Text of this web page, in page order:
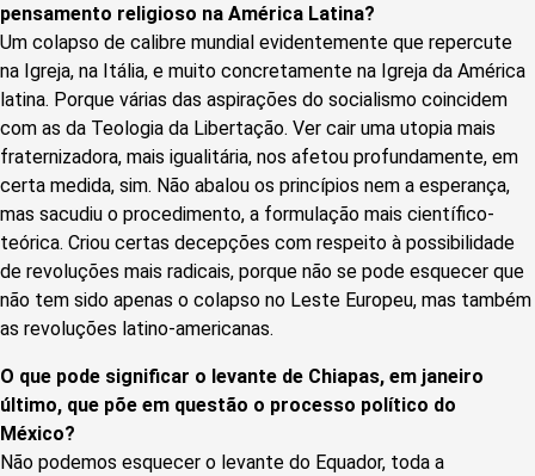
pensamento religioso na América Latina?
Um colapso de calibre mundial evidentemente que repercute
na Igreja, na Itália, e muito concretamente na Igreja da América
latina. Porque várias das aspirações do socialismo coincidem
com as da Teologia da Libertação. Ver cair uma utopia mais
fraternizadora, mais igualitária, nos afetou profundamente, em
certa medida, sim. Não abalou os princípios nem a esperança,
mas sacudiu o procedimento, a formulação mais científico-
teórica. Criou certas decepções com respeito à possibilidade
de revoluções mais radicais, porque não se pode esquecer que
não tem sido apenas o colapso no Leste Europeu, mas também
as revoluções latino-americanas.
O que pode significar o levante de Chiapas, em janeiro
último, que põe em questão o processo político do
México?
Não podemos esquecer o levante do Equador, toda a